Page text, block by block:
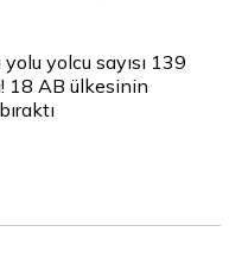
yolcu sayısı 139
18 AB ülkesinin